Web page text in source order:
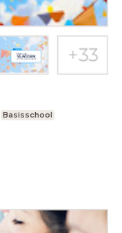
Basisschool